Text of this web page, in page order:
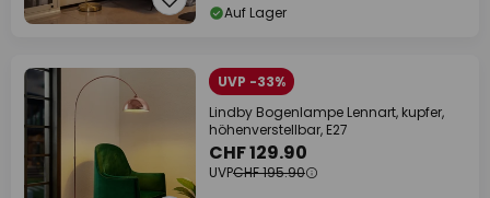
Auf Lager
UVP -33%
Lindby Bogenlampe Lennart, kupfer,
höhenverstellbar, E27
CHF 129.90
UVPCHF 195.90